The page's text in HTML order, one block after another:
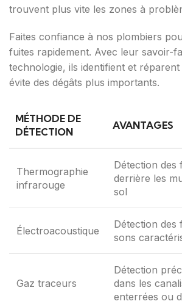
trouvent plus vite les zones à
Faites confiance à nos plombiers
fuites rapidement. Avec leur savoir-
technologie, ils identifient et réparent
évite des dégâts plus importants.
MÉTHODE DE
DÉTECTION
AVANTAGES
Thermographie
infrarouge
Détection des
derrière les
sol
Électroacoustique
Détection des
sons
Gaz traceurs
Détection
dans les
enterrées ou